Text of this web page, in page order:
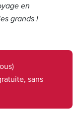
en
grands !
sans